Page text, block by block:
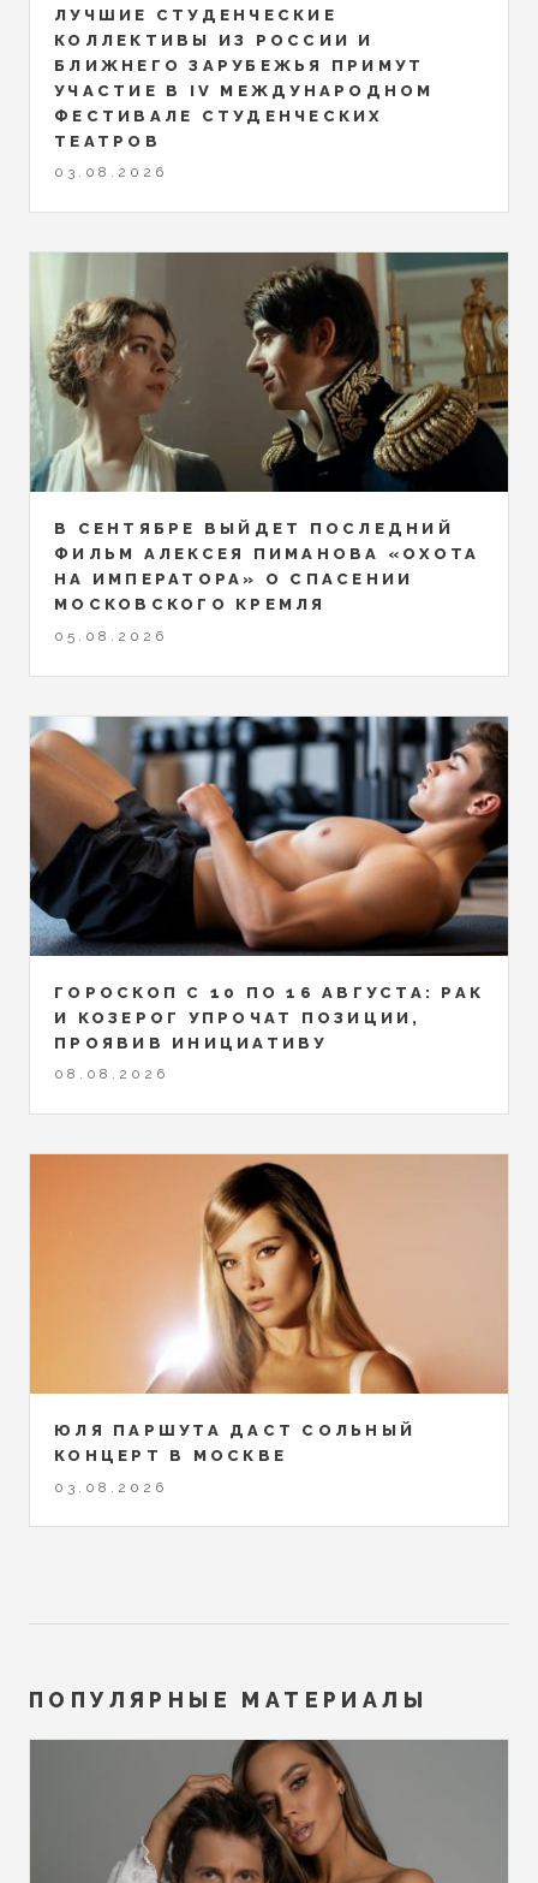
ЛУЧШИЕ СТУДЕНЧЕСКИЕ
КОЛЛЕКТИВЫ ИЗ РОССИИ И
БЛИЖНЕГО ЗАРУБЕЖЬЯ ПРИМУТ
УЧАСТИЕ В IV МЕЖДУНАРОДНОМ
ФЕСТИВАЛЕ СТУДЕНЧЕСКИХ
ТЕАТРОВ
03.08.2026
В СЕНТЯБРЕ ВЫЙДЕТ ПОСЛЕДНИЙ
ФИЛЬМ АЛЕКСЕЯ ПИМАНОВА «ОХОТА
НА ИМПЕРАТОРА» О СПАСЕНИИ
МОСКОВСКОГО КРЕМЛЯ
05.08.2026
ГОРОСКОП С 10 ПО 16 АВГУСТА: РАК
И КОЗЕРОГ УПРОЧАТ ПОЗИЦИИ,
ПРОЯВИВ ИНИЦИАТИВУ
08.08.2026
ЮЛЯ ПАРШУТА ДАСТ СОЛЬНЫЙ
КОНЦЕРТ В МОСКВЕ
03.08.2026
ПОПУЛЯРНЫЕ МАТЕРИАЛЫ